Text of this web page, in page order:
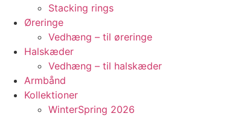
Stacking rings
Øreringe
Vedhæng – til øreringe
Halskæder
Vedhæng – til halskæder
Armbånd
Kollektioner
WinterSpring 2026